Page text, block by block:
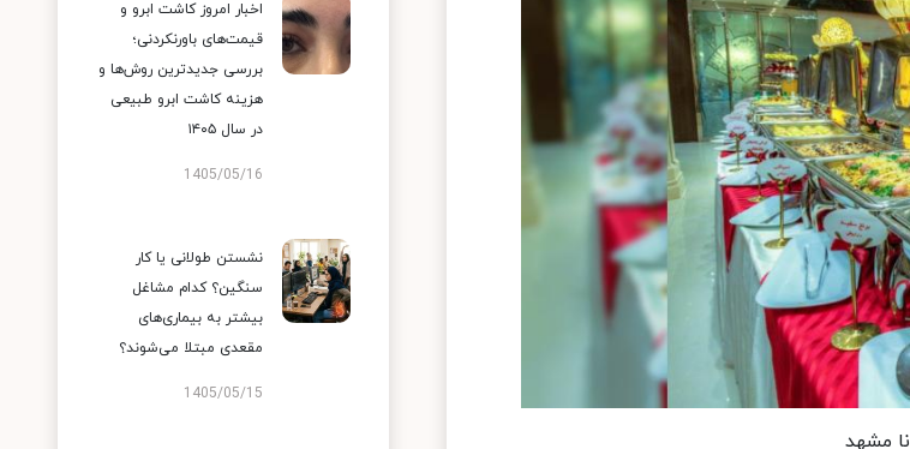
مشهد
اخبار امروز کاشت ابرو و
قیمت‌های باورنکردنی؛
بررسی جدیدترین روش‌ها و
هزینه کاشت ابرو طبیعی
در سال ۱۴۰۵
1405/05/16
نشستن طولانی یا کار
سنگین؟ کدام مشاغل
بیشتر به بیماری‌های
مقعدی مبتلا می‌شوند؟
1405/05/15